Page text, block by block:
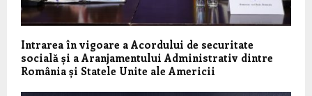
Intrarea în vigoare a Acordului de securitate
socială și a Aranjamentului Administrativ dintre
România și Statele Unite ale Americii